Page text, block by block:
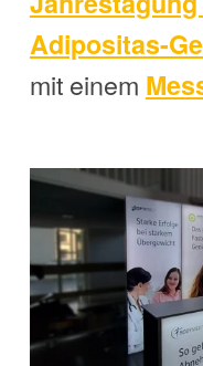
Adipositas-
mit einem